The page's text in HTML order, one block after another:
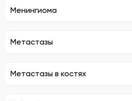
Менингиома
Метастазы
Метастазы в костях